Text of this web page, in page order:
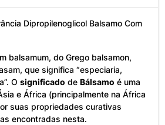
Dipropilenoglicol Balsamo Com
balsamum, do Grego balsamon,
que significa “especiaria,
O significado de Bálsamo é uma
e África (principalmente na África
suas propriedades curativas
encontradas nesta.